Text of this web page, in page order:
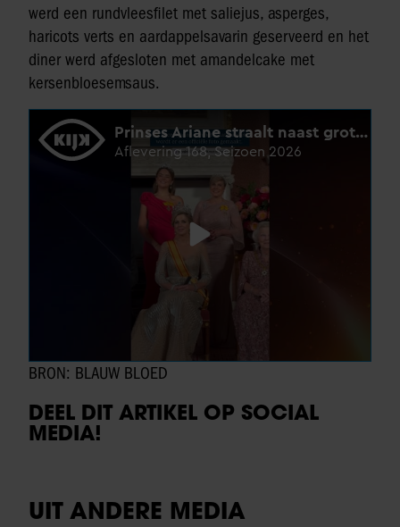
werd een rundvleesfilet met saliejus, asperges,
haricots verts en aardappelsavarin geserveerd en het
diner werd afgesloten met amandelcake met
kersenbloesemsaus.
BRON: BLAUW BLOED
DEEL DIT ARTIKEL OP SOCIAL
MEDIA!
UIT ANDERE MEDIA